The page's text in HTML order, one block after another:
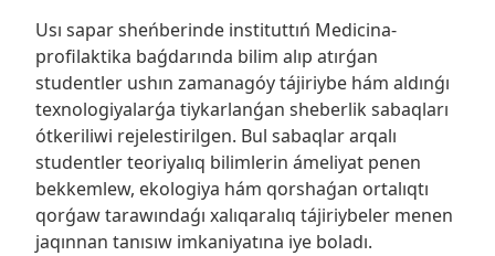
Usı sapar sheńberinde instituttıń Medicina-
profilaktika baǵdarında bilim alıp atırǵan
studentler ushın zamanagóy tájiriybe hám aldınǵı
texnologiyalarǵa tiykarlanǵan sheberlik sabaqları
ótkeriliwi rejelestirilgen. Bul sabaqlar arqalı
studentler teoriyalıq bilimlerin ámeliyat penen
bekkemlew, ekologiya hám qorshaǵan ortalıqtı
qorǵaw tarawındaǵı xalıqaralıq tájiriybeler menen
jaqınnan tanısıw imkaniyatına iye boladı.